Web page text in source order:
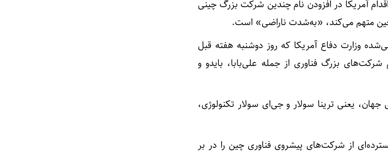
آمریکا در افزودن نام چندین شرکت بزرگ چینی
چین متهم می‌کند، «به‌شدت ناراضی» است.
وزارت دفاع آمریکا که روز دوشنبه هفته قبل
بزرگ فناوری از جمله علی‌بابا، بایدو و
یعنی ترینا سولار و جی‌ای سولار تکنولوژی،
از شرکت‌های پیشروی فناوری چین را در بر